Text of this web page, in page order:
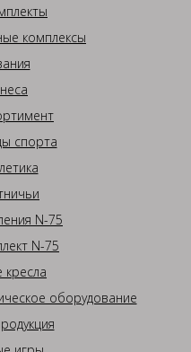
комплексы
спорта
N-75
N-75
оборудование